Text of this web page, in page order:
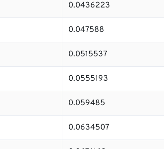
0.0436223
0.047588
0.0515537
0.0555193
0.059485
0.0634507